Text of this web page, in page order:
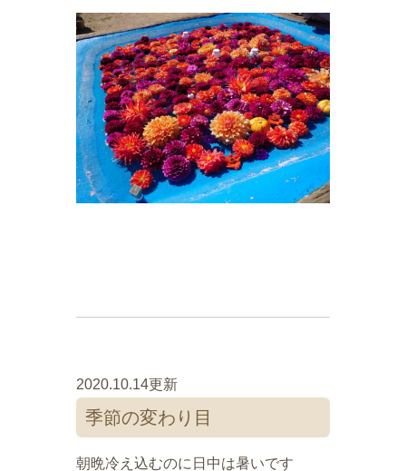
2020.10.14更新
季節の変わり目
朝晩冷え込むのに日中は暑いです